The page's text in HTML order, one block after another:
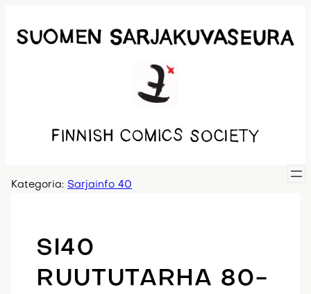
sisältöön
Kategoria: Sarjainfo 40
SI40
RUUTUTARHA 80-